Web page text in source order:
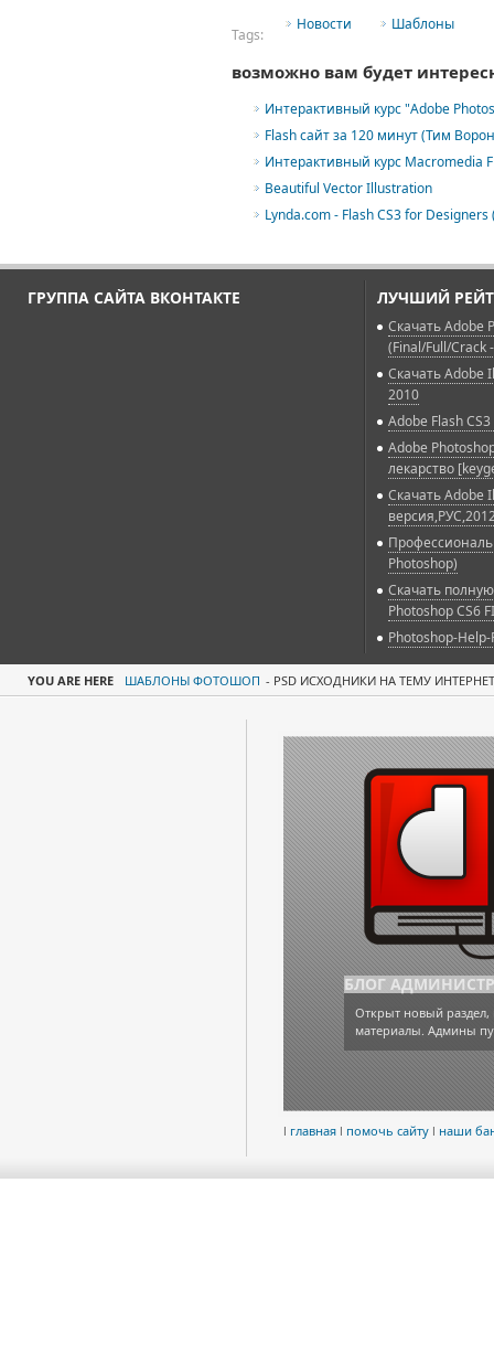
Tags:
Новости Шаблоны
возможно вам будет
Интерактивный курс "Adobe
Flash сайт за 120 минут (Тим
Интерактивный курс Macromedia
Beautiful Vector Illustration
Lynda.com - Flash CS3 for Designers
ГРУППА САЙТА ВКОНТАКТЕ ЛУЧШИЙ
Скачать Adobe
(Final/Full/Crack
Скачать Adobe
2010
Adobe Flash
Adobe
лекарство
Скачать Adobe
Photoshop)
Скачать
Photoshop CS6
Photoshop-Help-
YOU ARE HERE ШАБЛОНЫ ФОТОШОП - PSD ИСХОДНИКИ НА ТЕМУ ИНТЕРНЕТ
БЛОГ
Открыт новый раздел,
материалы. Админы
l главная l помочь сайту l наши